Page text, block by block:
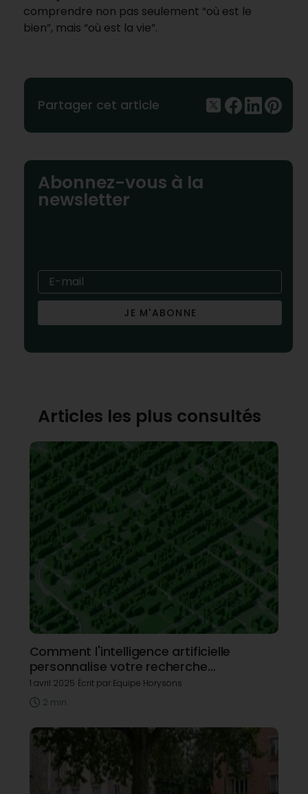
comprendre non pas seulement “où est le
bien”, mais “où est la vie”.
Partager cet article
Abonnez-vous à la
newsletter
E-mail
JE M'ABONNE
Articles les plus consultés
Comment l'intelligence artificielle
personnalise votre recherche
immobilière ?
1 avril 2025 Écrit par Equipe Horysons
2 min.